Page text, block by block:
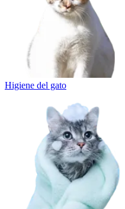
Higiene del gato